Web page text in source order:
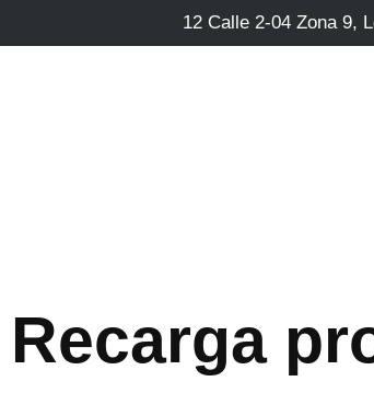
12 Calle 2-04 Zona 9,
Recarga